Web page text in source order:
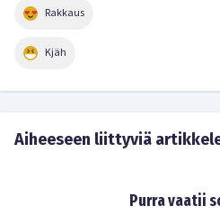
Rakkaus
Kjäh
Aiheeseen liittyviä
Purra vaatii